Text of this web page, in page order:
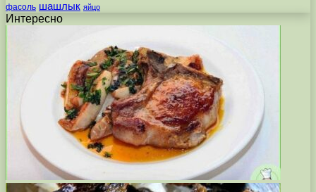
фасоль шашлык яйцо
Интересно